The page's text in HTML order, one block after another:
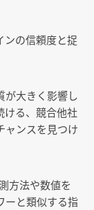
ンの信頼度と捉
が大きく影響し
ける、競合他社
ャンスを見つけ
方法や数値を
ーと類似する指